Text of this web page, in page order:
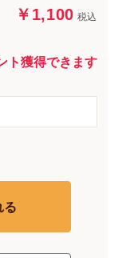
￥1,100 税込
ト獲得できます
る